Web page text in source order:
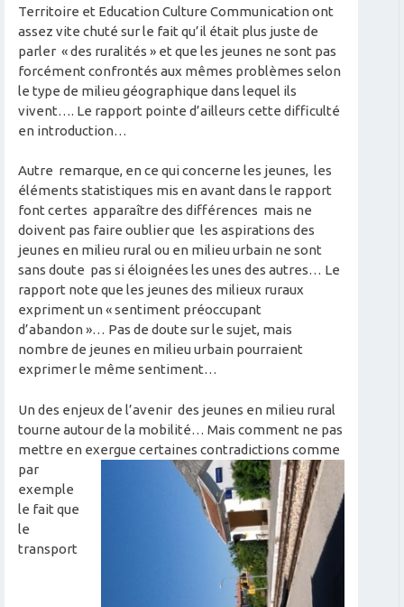
Territoire et Education Culture Communication ont
assez vite chuté sur le fait qu’il était plus juste de
parler « des ruralités » et que les jeunes ne sont pas
forcément confrontés aux mêmes problèmes selon
le type de milieu géographique dans lequel ils
vivent…. Le rapport pointe d’ailleurs cette difficulté
en introduction…
Autre remarque, en ce qui concerne les jeunes, les
éléments statistiques mis en avant dans le rapport
font certes apparaître des différences mais ne
doivent pas faire oublier que les aspirations des
jeunes en milieu rural ou en milieu urbain ne sont
sans doute pas si éloignées les unes des autres… Le
rapport note que les jeunes des milieux ruraux
expriment un « sentiment préoccupant
d’abandon »… Pas de doute sur le sujet, mais
nombre de jeunes en milieu urbain pourraient
exprimer le même sentiment…
Un des enjeux de l’avenir des jeunes en milieu rural
tourne autour de la mobilité… Mais comment ne pas
mettre en exergue certaines contradictions comme
par
exemple
le fait que
le
transport